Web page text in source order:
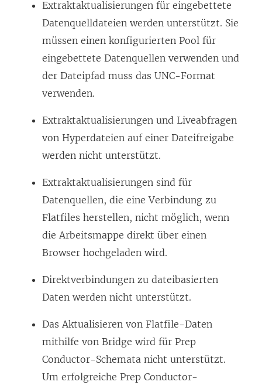
Extraktaktualisierungen für eingebettete
Datenquelldateien werden unterstützt. Sie
müssen einen konfigurierten Pool für
eingebettete Datenquellen verwenden und
der Dateipfad muss das UNC-Format
verwenden.
Extraktaktualisierungen und Liveabfragen
von Hyperdateien auf einer Dateifreigabe
werden nicht unterstützt.
Extraktaktualisierungen sind für
Datenquellen, die eine Verbindung zu
Flatfiles herstellen, nicht möglich, wenn
die Arbeitsmappe direkt über einen
Browser hochgeladen wird.
Direktverbindungen zu dateibasierten
Daten werden nicht unterstützt.
Das Aktualisieren von Flatfile-Daten
mithilfe von Bridge wird für Prep
Conductor-Schemata nicht unterstützt.
Um erfolgreiche Prep Conductor-